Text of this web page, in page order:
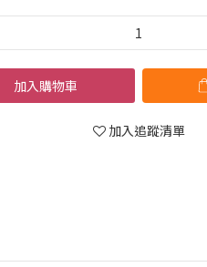
加入購物車
加入追蹤清單